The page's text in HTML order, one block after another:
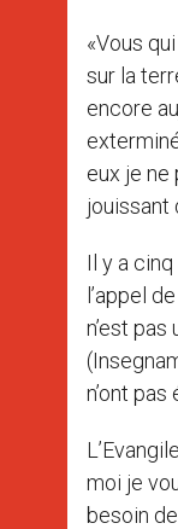
«Vous
sur la
encore
eux je
jouissant
Il y a
l’appel
n’est
n’ont
moi je
besoin